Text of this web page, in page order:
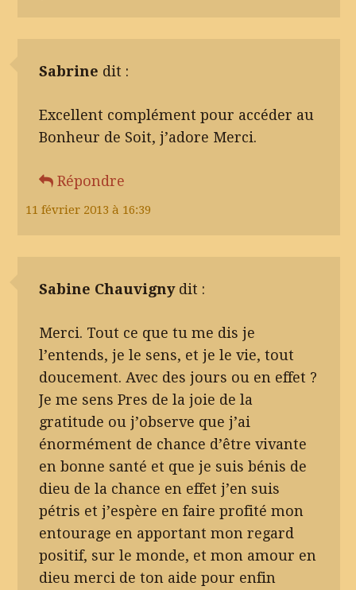
Sabrine dit :
11 février 2013 à 16:39
Excellent complément pour accéder au
Bonheur de Soit, j’adore Merci.
Répondre
Sabine Chauvigny dit :
Merci. Tout ce que tu me dis je
l’entends, je le sens, et je le vie, tout
doucement. Avec des jours ou en effet ?
Je me sens Pres de la joie de la
gratitude ou j’observe que j’ai
énormément de chance d’être vivante
en bonne santé et que je suis bénis de
dieu de la chance en effet j’en suis
pétris et j’espère en faire profité mon
entourage en apportant mon regard
positif, sur le monde, et mon amour en
dieu merci de ton aide pour enfin